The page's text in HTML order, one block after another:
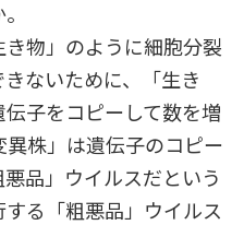
物」のように細胞分裂
ないために、「生き
子をコピーして数を増
株」は遺伝子のコピー
品」ウイルスだという
る「粗悪品」ウイルス